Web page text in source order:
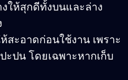
งให้สุกดีทั้งบนและล่าง
สะอาดก่อนใช้งาน เพราะ
ปน โดยเฉพาะหากเก็บ